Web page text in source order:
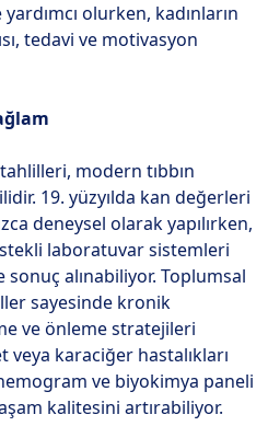
olurken, kadınların
tedavi ve motivasyon
modern tıbbın
19. yüzyılda kan değerleri
deneysel olarak yapılırken,
laboratuvar sistemleri
alınabiliyor. Toplumsal
sayesinde kronik
ve önleme stratejileri
karaciğer hastalıkları
ve biyokimya paneli
kalitesini artırabiliyor.